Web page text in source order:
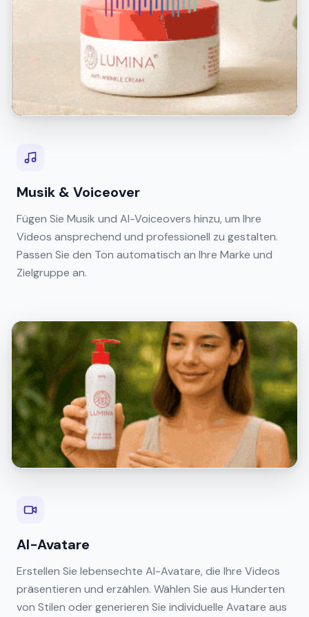
Musik & Voiceover
Fügen Sie Musik und AI-Voiceovers hinzu, um Ihre
Videos ansprechend und professionell zu gestalten.
Passen Sie den Ton automatisch an Ihre Marke und
Zielgruppe an.
AI-Avatare
Erstellen Sie lebensechte AI-Avatare, die Ihre Videos
präsentieren und erzählen. Wählen Sie aus Hunderten
von Stilen oder generieren Sie individuelle Avatare aus